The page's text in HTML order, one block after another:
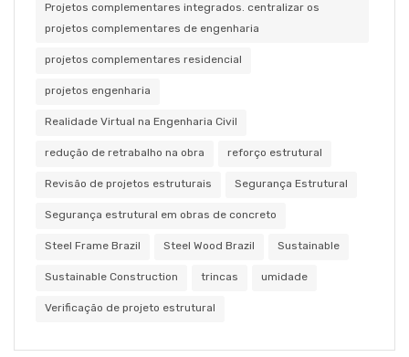
Projetos complementares integrados. centralizar os
projetos complementares de engenharia
projetos complementares residencial
projetos engenharia
Realidade Virtual na Engenharia Civil
redução de retrabalho na obra reforço estrutural
Revisão de projetos estruturais Segurança Estrutural
Segurança estrutural em obras de concreto
Steel Frame Brazil Steel Wood Brazil Sustainable
Sustainable Construction trincas umidade
Verificação de projeto estrutural